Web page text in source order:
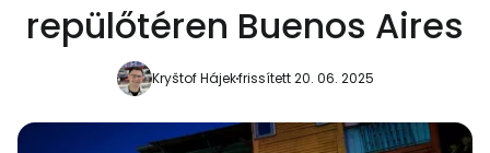
repülőtéren Buenos Aires
Kryštof Hájekfrissített 20. 06. 2025
Folytatás a Facebookkal